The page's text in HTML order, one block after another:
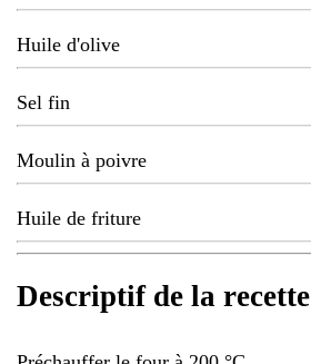
Huile d'olive
Sel fin
Moulin à poivre
Huile de friture
Descriptif de la recette